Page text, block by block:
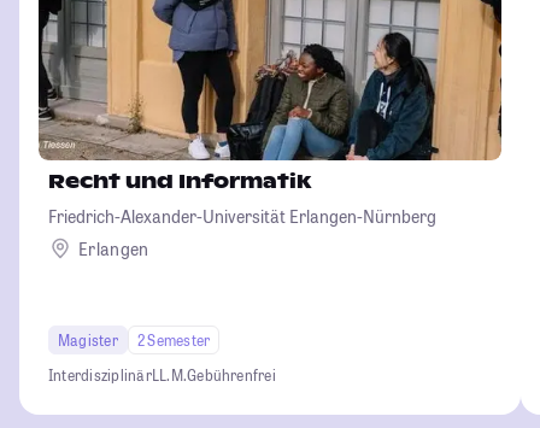
Recht und Informatik
Friedrich-Alexander-Universität Erlangen-Nürnberg
Erlangen
Magister
2 Semester
InterdisziplinärLL.M.Gebührenfrei